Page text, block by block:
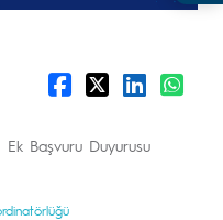
Ek Başvuru Duyurusu